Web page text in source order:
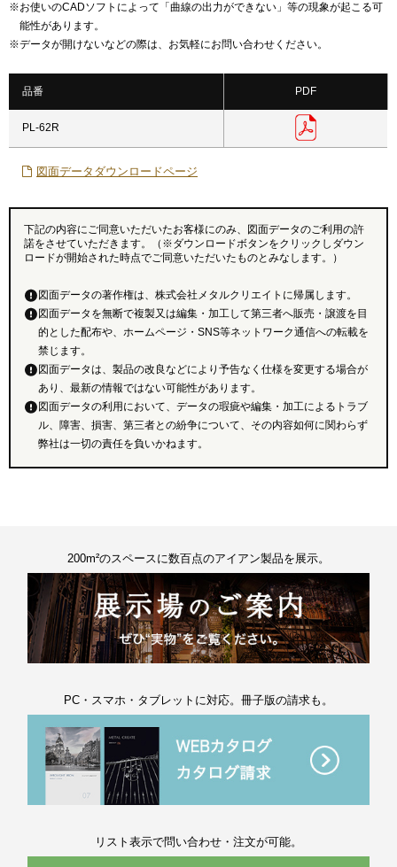
※お使いのCADソフトによって「曲線の出力ができない」等の現象が起こる可
能性があります。
※データが開けないなどの際は、お気軽にお問い合わせください。
品番 PDF
PL-62R
図面データダウンロードページ
下記の内容にご同意いただいたお客様にのみ、図面データのご利用の許
諾をさせていただきます。（※ダウンロードボタンをクリックしダウン
ロードが開始された時点でご同意いただいたものとみなします。）
図面データの著作権は、株式会社メタルクリエイトに帰属します。
図面データを無断で複製又は編集・加工して第三者へ販売・譲渡を目
的とした配布や、ホームページ・SNS等ネットワーク通信への転載を
禁じます。
図面データは、製品の改良などにより予告なく仕様を変更する場合が
あり、最新の情報ではない可能性があります。
図面データの利用において、データの瑕疵や編集・加工によるトラブ
ル、障害、損害、第三者との紛争について、その内容如何に関わらず
弊社は一切の責任を負いかねます。
200m²のスペースに数百点のアイアン製品を展示。
PC・スマホ・タブレットに対応。冊子版の請求も。
リスト表示で問い合わせ・注文が可能。